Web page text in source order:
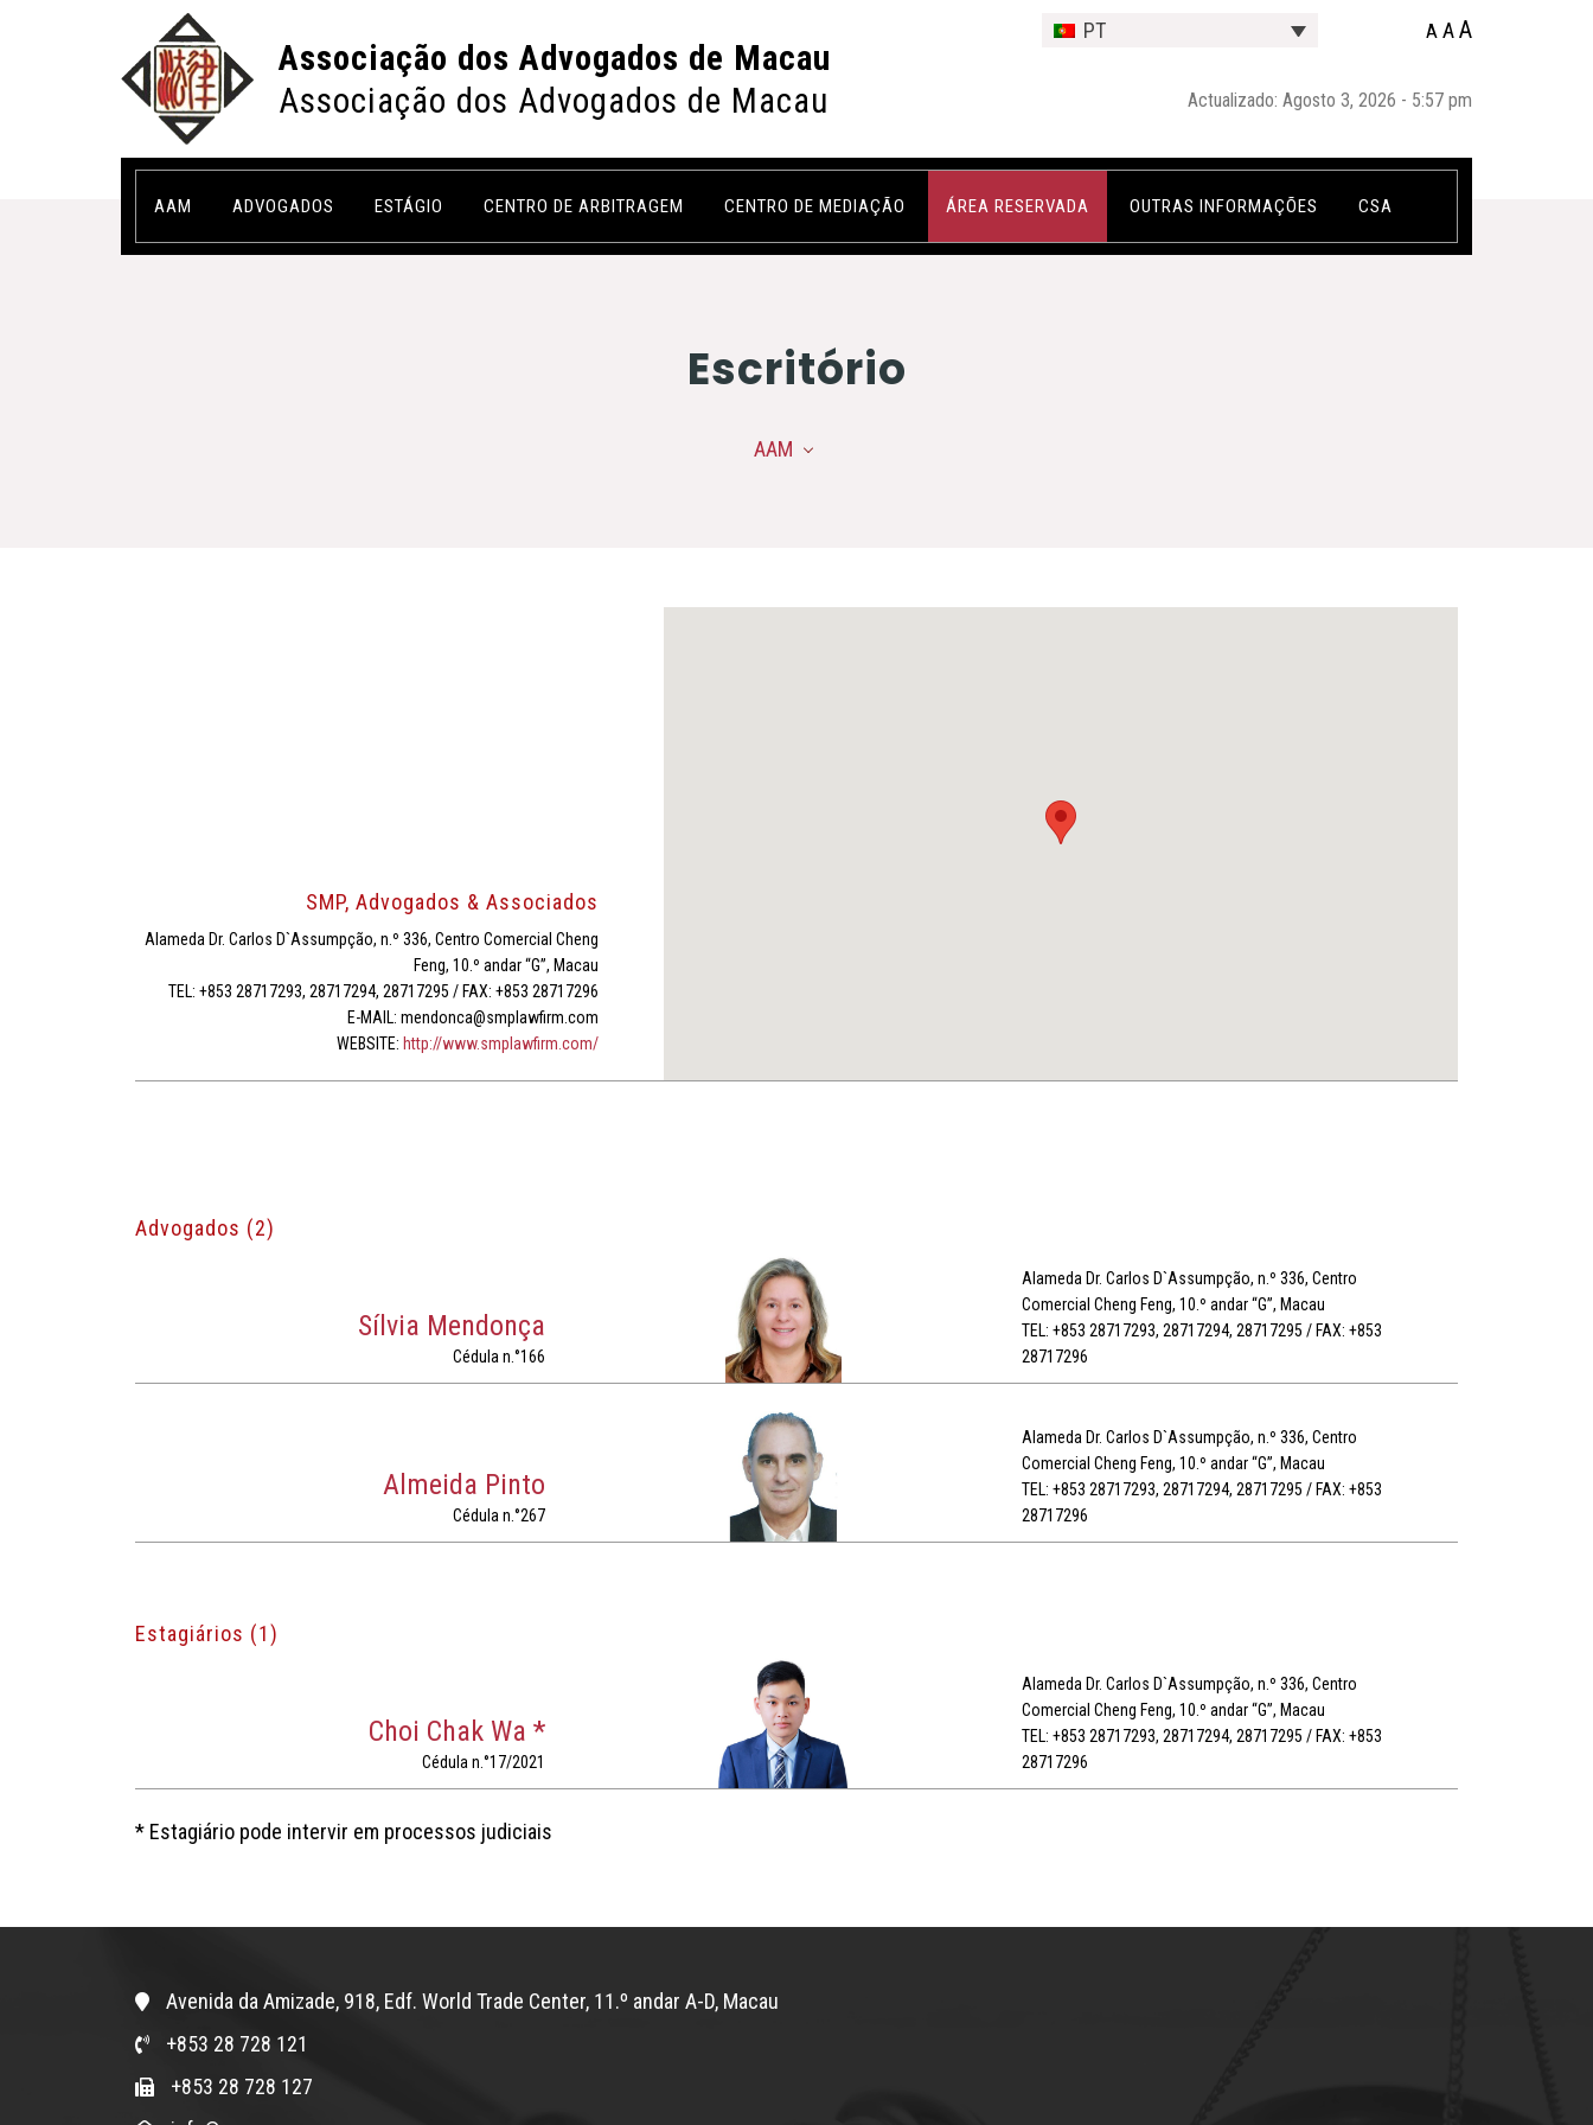
Associação dos Advogados de Macau
Associação dos Advogados de Macau
PT A AA
Actualizado: Agosto 3, 2026 - 5:57 pm
AAM ADVOGADOS ESTÁGIO CENTRO DE ARBITRAGEM CENTRO DE MEDIAÇÃO ÁREA RESERVADA OUTRAS INFORMAÇÕES CSA
Escritório
AAM
SMP, Advogados & Associados
Alameda Dr. Carlos D`Assumpção, n.º 336, Centro Comercial Cheng
Feng, 10.º andar “G”, Macau
TEL: +853 28717293, 28717294, 28717295 / FAX: +853 28717296
E-MAIL: mendonca@smplawfirm.com
WEBSITE: http://www.smplawfirm.com/
Advogados (2)
Sílvia Mendonça
Cédula n.°166
Alameda Dr. Carlos D`Assumpção, n.º 336, Centro
Comercial Cheng Feng, 10.º andar “G”, Macau
TEL: +853 28717293, 28717294, 28717295 / FAX: +853
28717296
Almeida Pinto
Cédula n.°267
Alameda Dr. Carlos D`Assumpção, n.º 336, Centro
Comercial Cheng Feng, 10.º andar “G”, Macau
TEL: +853 28717293, 28717294, 28717295 / FAX: +853
28717296
Estagiários (1)
Choi Chak Wa *
Cédula n.°17/2021
Alameda Dr. Carlos D`Assumpção, n.º 336, Centro
Comercial Cheng Feng, 10.º andar “G”, Macau
TEL: +853 28717293, 28717294, 28717295 / FAX: +853
28717296
* Estagiário pode intervir em processos judiciais
Avenida da Amizade, 918, Edf. World Trade Center, 11.º andar A-D, Macau
+853 28 728 121
+853 28 728 127